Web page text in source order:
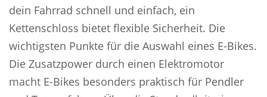
dein Fahrrad schnell und einfach, ein
Kettenschloss bietet flexible Sicherheit. Die
wichtigsten Punkte für die Auswahl eines E-Bikes.
Die Zusatzpower durch einen Elektromotor
macht E-Bikes besonders praktisch für Pendler